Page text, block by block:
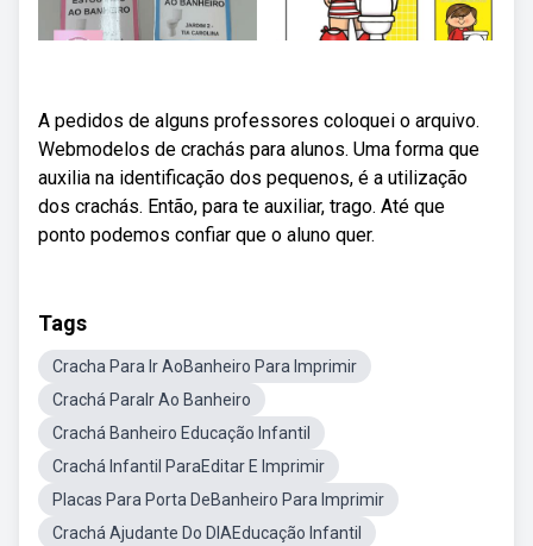
A pedidos de alguns professores coloquei o arquivo.
Webmodelos de crachás para alunos. Uma forma que
auxilia na identificação dos pequenos, é a utilização
dos crachás. Então, para te auxiliar, trago. Até que
ponto podemos confiar que o aluno quer.
Tags
Cracha Para Ir AoBanheiro Para Imprimir
Crachá ParaIr Ao Banheiro
Crachá Banheiro Educação Infantil
Crachá Infantil ParaEditar E Imprimir
Placas Para Porta DeBanheiro Para Imprimir
Crachá Ajudante Do DIAEducação Infantil